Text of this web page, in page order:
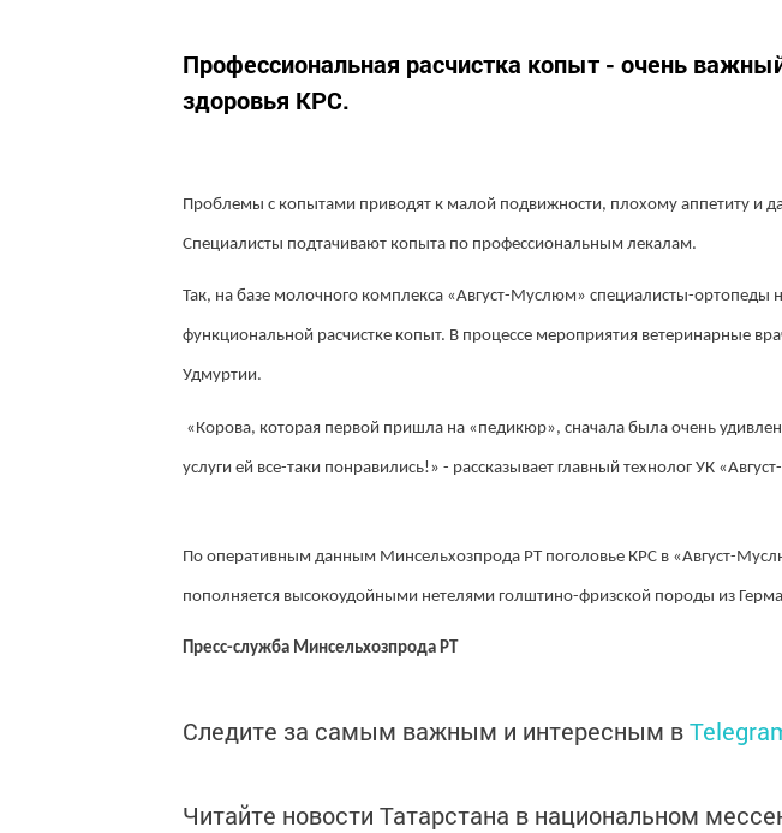
Профессиональная расчистка копыт - очень
здоровья КРС.
Проблемы с копытами приводят к малой подвижности, плохому аппетиту и
Специалисты подтачивают копыта по профессиональным лекалам.
Так, на базе молочного комплекса «Август-Муслюм» специалисты-ортопеды
функциональной расчистке копыт. В процессе мероприятия ветеринарные
Удмуртии.
«Корова, которая первой пришла на «педикюр», сначала была очень
услуги ей все-таки понравились!» - рассказывает главный технолог УК
По оперативным данным Минсельхозпрода РТ поголовье КРС в «Август-
пополняется высокоудойными нетелями голштино-фризской породы из
Пресс-служба Минсельхозпрода РТ
Следите за самым важным и интересным в
Читайте новости Татарстана в национальном